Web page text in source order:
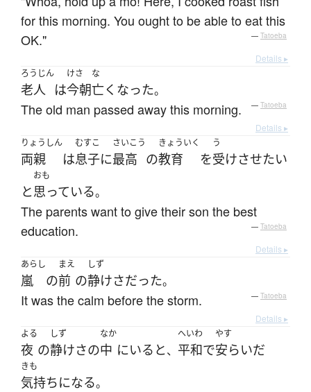
for this morning. You ought to be able to eat this
OK."
— Tatoeba
Details ▸
ろうじん
老人 は
けさ
今朝
な
亡くなった。
The old man passed away this morning. — Tatoeba
Details ▸
りょうしん
両親 は
むすこ
息子に
さいこう
最高 の
きょういく
教育 を
う
受けさせたい
と
おも
思っている。
The parents want to give their son the best
education.
— Tatoeba
Details ▸
あらし
嵐 の
まえ
前 の
しず
静けさだった。
It was the calm before the storm. — Tatoeba
Details ▸
よる
夜 の
しず
静けさの
なか
中 にいる と、
へいわ
平和で
やす
安らいだ
きも
気持ちになる。